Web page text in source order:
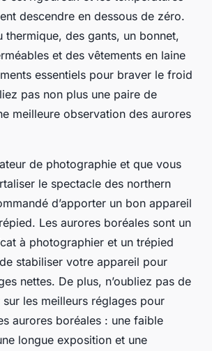
descendre en dessous de zéro.
thermique, des gants, un bonnet,
et des vêtements en laine
essentiels pour braver le froid
pas non plus une paire de
meilleure observation des aurores
de photographie et que vous
le spectacle des northern
d’apporter un bon appareil
Les aurores boréales sont un
à photographier et un trépied
stabiliser votre appareil pour
nettes. De plus, n’oubliez pas de
les meilleurs réglages pour
aurores boréales : une faible
longue exposition et une